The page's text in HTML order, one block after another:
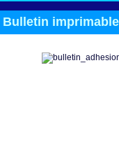
Bulletin imprimable